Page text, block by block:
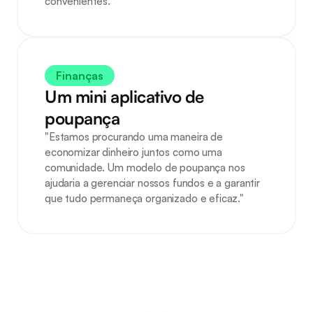
Finanças
Um mini aplicativo de
poupança
"Estamos procurando uma maneira de
economizar dinheiro juntos como uma
comunidade. Um modelo de poupança nos
ajudaria a gerenciar nossos fundos e a garantir
que tudo permaneça organizado e eficaz."